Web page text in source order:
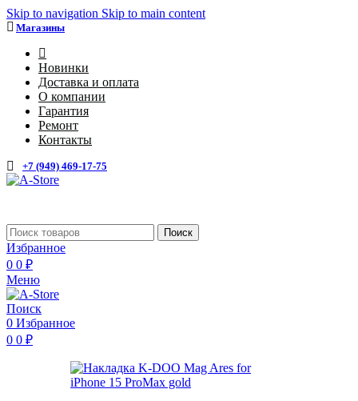
Skip to navigation Skip to main content
Магазины
Новинки
Доставка и оплата
О компании
Гарантия
Ремонт
Контакты
+7 (949) 469-17-75
Поиск
Избранное
0 0 ₽
Меню
Поиск
0 Избранное
0 0 ₽